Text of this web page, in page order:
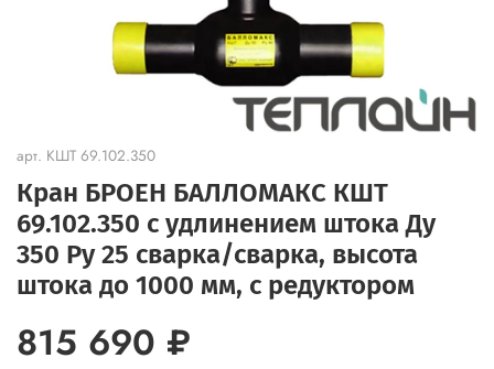
арт. КШТ 69.102.350
Кран БРОЕН БАЛЛОМАКС КШТ
69.102.350 с удлинением штока Ду
350 Ру 25 сварка/сварка, высота
штока до 1000 мм, с редуктором
815 690 ₽